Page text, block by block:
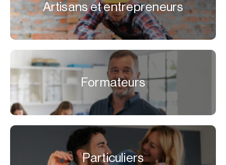
Artisans et entrepreneurs
Formateurs
Particuliers